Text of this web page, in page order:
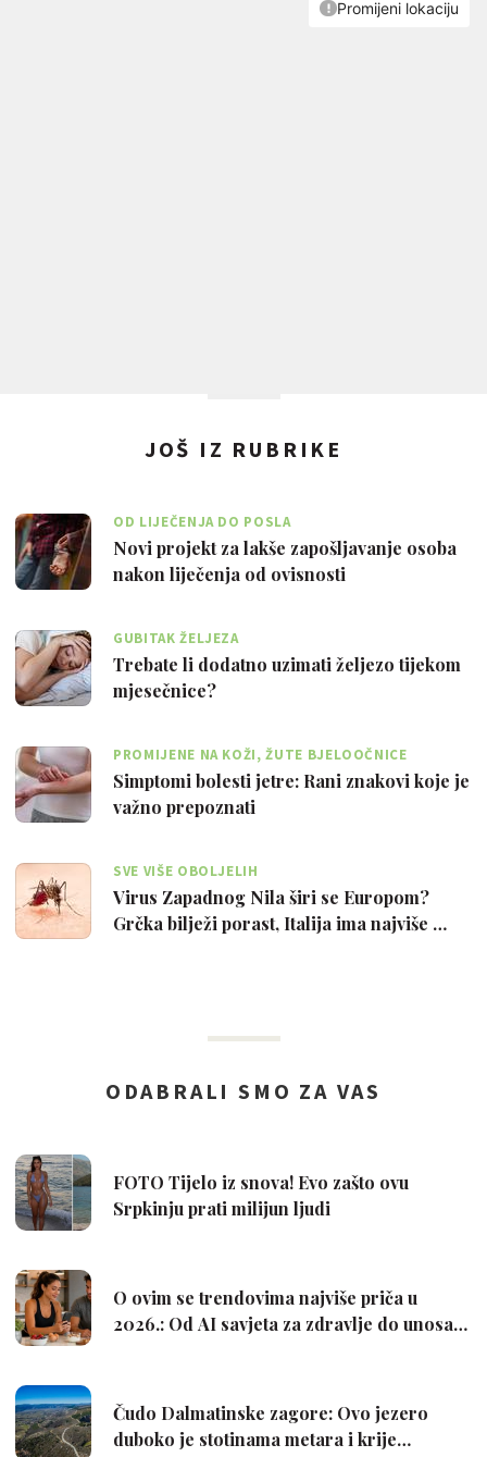
JOŠ IZ RUBRIKE
OD LIJEČENJA DO POSLA
Novi projekt za lakše zapošljavanje osoba
nakon liječenja od ovisnosti
GUBITAK ŽELJEZA
Trebate li dodatno uzimati željezo tijekom
mjesečnice?
PROMIJENE NA KOŽI, ŽUTE BJELOOČNICE
Simptomi bolesti jetre: Rani znakovi koje je
važno prepoznati
SVE VIŠE OBOLJELIH
Virus Zapadnog Nila širi se Europom?
Grčka bilježi porast, Italija ima najviše …